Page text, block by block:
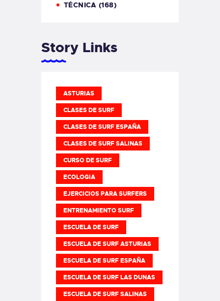
TÉCNICA (168)
Story Links
ASTURIAS
CLASES DE SURF
CLASES DE SURF ESPAÑA
CLASES DE SURF SALINAS
CURSO DE SURF
ECOLOGIA
EJERCICIOS PARA SURFERS
ENTRENAMIENTO SURF
ESCUELA DE SURF
ESCUELA DE SURF ASTURIAS
ESCUELA DE SURF ESPAÑA
ESCUELA DE SURF LAS DUNAS
ESCUELA DE SURF SALINAS